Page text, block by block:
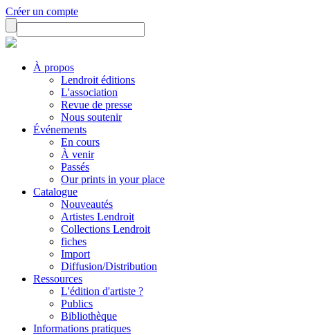
Créer un compte
À propos
Lendroit éditions
L'association
Revue de presse
Nous soutenir
Événements
En cours
À venir
Passés
Our prints in your place
Catalogue
Nouveautés
Artistes Lendroit
Collections Lendroit
fiches
Import
Diffusion/Distribution
Ressources
L'édition d'artiste ?
Publics
Bibliothèque
Informations pratiques